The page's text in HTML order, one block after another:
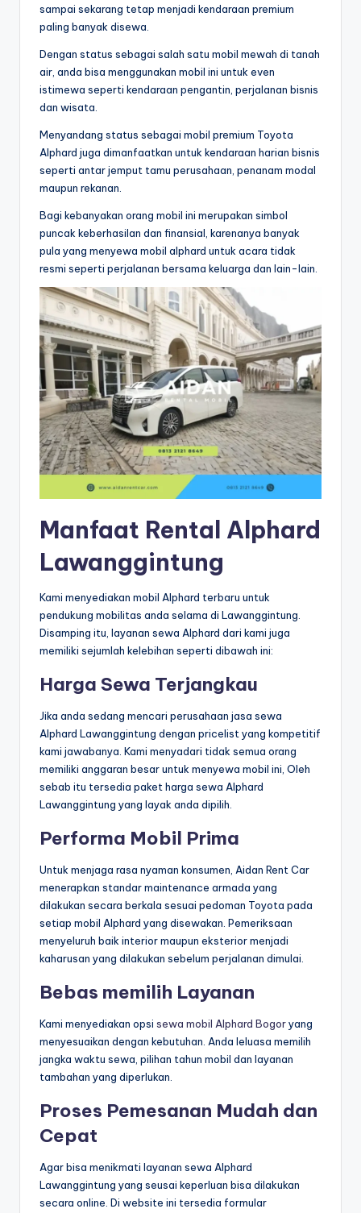
sampai sekarang tetap menjadi kendaraan premium
paling banyak disewa.
Dengan status sebagai salah satu mobil mewah di tanah
air, anda bisa menggunakan mobil ini untuk even
istimewa seperti kendaraan pengantin, perjalanan bisnis
dan wisata.
Menyandang status sebagai mobil premium Toyota
Alphard juga dimanfaatkan untuk kendaraan harian bisnis
seperti antar jemput tamu perusahaan, penanam modal
maupun rekanan.
Bagi kebanyakan orang mobil ini merupakan simbol
puncak keberhasilan dan finansial, karenanya banyak
pula yang menyewa mobil alphard untuk acara tidak
resmi seperti perjalanan bersama keluarga dan lain-lain.
Manfaat Rental Alphard
Lawanggintung
Kami menyediakan mobil Alphard terbaru untuk
pendukung mobilitas anda selama di Lawanggintung.
Disamping itu, layanan sewa Alphard dari kami juga
memiliki sejumlah kelebihan seperti dibawah ini:
Harga Sewa Terjangkau
Jika anda sedang mencari perusahaan jasa sewa
Alphard Lawanggintung dengan pricelist yang kompetitif
kami jawabanya. Kami menyadari tidak semua orang
memiliki anggaran besar untuk menyewa mobil ini, Oleh
sebab itu tersedia paket harga sewa Alphard
Lawanggintung yang layak anda dipilih.
Performa Mobil Prima
Untuk menjaga rasa nyaman konsumen, Aidan Rent Car
menerapkan standar maintenance armada yang
dilakukan secara berkala sesuai pedoman Toyota pada
setiap mobil Alphard yang disewakan. Pemeriksaan
menyeluruh baik interior maupun eksterior menjadi
kaharusan yang dilakukan sebelum perjalanan dimulai.
Bebas memilih Layanan
Kami menyediakan opsi sewa mobil Alphard Bogoryang
menyesuaikan dengan kebutuhan. Anda leluasa memilih
jangka waktu sewa, pilihan tahun mobil dan layanan
tambahan yang diperlukan.
Proses Pemesanan Mudah dan
Cepat
Agar bisa menikmati layanan sewa Alphard
Lawanggintung yang seusai keperluan bisa dilakukan
secara online. Di website ini tersedia formular